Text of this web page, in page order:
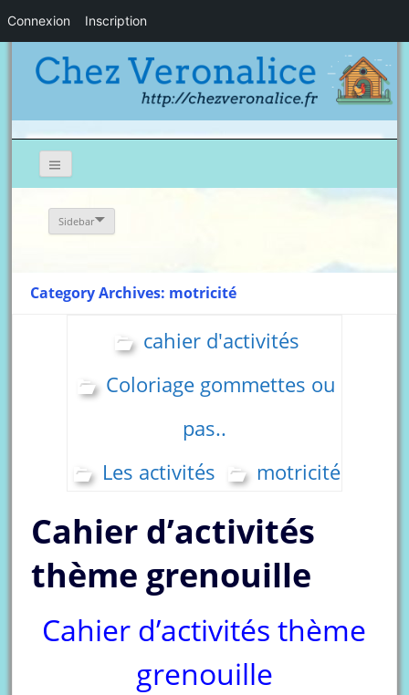
Sidebar
Category Archives: motricité
cahier d'activités
Coloriage gommettes ou
pas..
Les activités
motricité
Cahier d’activités
thème grenouille
Cahier d’activités thème
grenouille
Connexion Inscription